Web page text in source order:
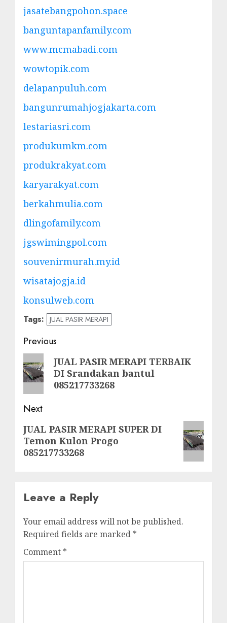
jasatebangpohon.space
banguntapanfamily.com
www.mcmabadi.com
wowtopik.com
delapanpuluh.com
bangunrumahjogjakarta.com
lestariasri.com
produkumkm.com
produkrakyat.com
karyarakyat.com
berkahmulia.com
dlingofamily.com
jgswimingpol.com
souvenirmurah.my.id
wisatajogja.id
konsulweb.com
Tags: JUAL PASIR MERAPI
Post
navigation
Previous
Previous
post:
JUAL PASIR MERAPI TERBAIK
DI Srandakan bantul
085217733268
Next
Next
post:
JUAL PASIR MERAPI SUPER DI
Temon Kulon Progo
085217733268
Leave a Reply
Your email address will not be published.
Required fields are marked *
Comment *